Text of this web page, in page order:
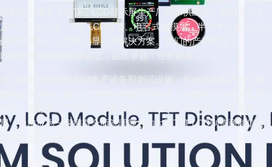
泓彩是中国专业的TFT LCD显示屏生产厂家和供应商。我们专注于
定制TFT显示屏、IPS LCD屏幕、电容式触摸屏、半透半反显示屏以
及高亮度TFT LCD液晶显示屏解决方案。我们的产品通过了
我们拥有先进的全自动生产设备和测试设施，并由经验丰富的工程
靠性。泓彩致力于TFT LCD显示屏的工业设计和应用，并不断拓
展，力求成为一家拥有全面管理能力的大型TFT LCD制造商和值得